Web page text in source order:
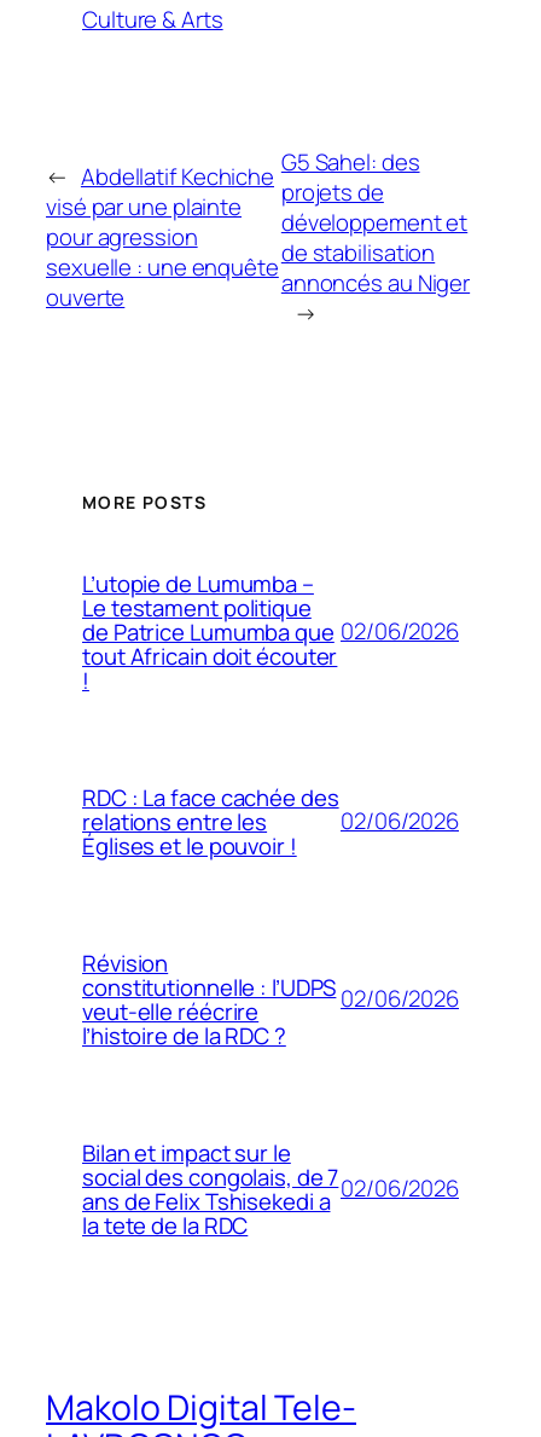
Culture & Arts
← Abdellatif Kechiche
visé par une plainte
pour agression
sexuelle : une enquête
ouverte
G5 Sahel: des
projets de
développement et
de stabilisation
annoncés au Niger
→
MORE POSTS
L’utopie de Lumumba –
Le testament politique
de Patrice Lumumba que
tout Africain doit écouter
!
02/06/2026
RDC : La face cachée des
relations entre les
Églises et le pouvoir !
02/06/2026
Révision
constitutionnelle : l’UDPS
veut-elle réécrire
l’histoire de la RDC ?
02/06/2026
Bilan et impact sur le
social des congolais, de 7
ans de Felix Tshisekedi a
la tete de la RDC
02/06/2026
Makolo Digital Tele-